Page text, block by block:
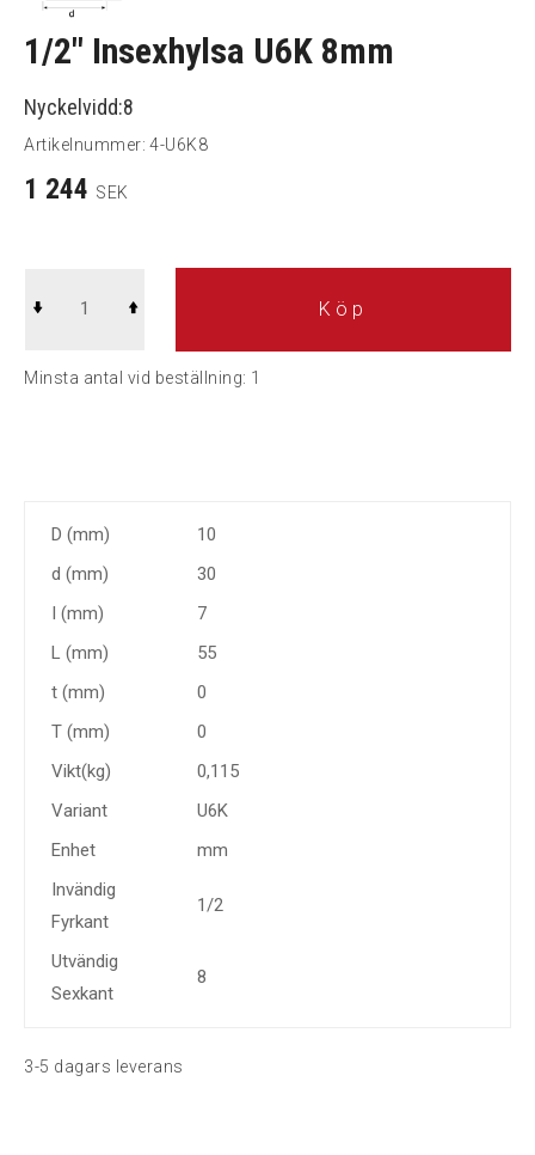
1/2" Insexhylsa U6K 8mm
Nyckelvidd:8
Artikelnummer: 4-U6K8
1 244 SEK
Köp
Minsta antal vid beställning: 1
D (mm)
10
d (mm)
30
I (mm)
7
L (mm)
55
t (mm)
0
T (mm)
0
Vikt(kg)
0,115
Variant
U6K
Enhet
mm
Invändig
Fyrkant
1/2
Utvändig
Sexkant
8
3-5 dagars leverans